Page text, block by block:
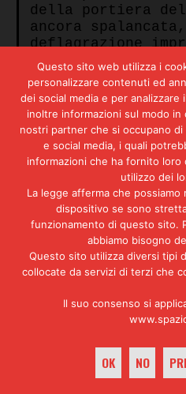
della portiera del
ancora
deflagrazione
distrugge
sul colpo la
L’esplosione,
ordigno piazzato
del cambio della
i corpi
sventurati a
fa scoppiare i
vicinato, che si
soprassalto.
Quando laPolicia
sul posto,
immediatamente
rappresentanti
alternativa: si
Sofia
nazionalità
Questo sito web utilizza i
personalizzare contenuti ed
dei social media e per
inoltre informazioni sul modo
nostri partner che si occupano
e social media, i quali
informazioni che ha fornito loro
utilizzo dei
La legge afferma che
dispositivo se sono
funzionamento di questo sito.
abbiamo bisogno
Questo sito utilizza diversi tipi
collocate da servizi di terzi che
Il suo consenso si
OK NO